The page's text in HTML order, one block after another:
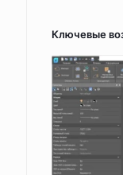
Ключевые